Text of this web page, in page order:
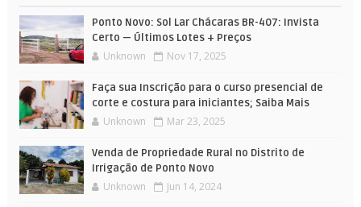
Ponto Novo: Sol Lar Chácaras BR-407: Invista
Certo — Últimos Lotes + Preços
Unknown Nov 17, 2025
Faça sua Inscrição para o curso presencial de
corte e costura para iniciantes; Saiba Mais
Unknown Mar 23, 2025
Venda de Propriedade Rural no Distrito de
Irrigação de Ponto Novo
Unknown Jun 14, 2024